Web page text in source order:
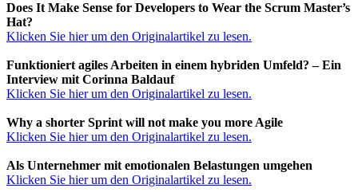
Does It Make Sense for Developers to Wear the Scrum Master’s
Hat?
Klicken Sie hier um den Originalartikel zu lesen.
Funktioniert agiles Arbeiten in einem hybriden Umfeld? – Ein
Interview mit Corinna Baldauf
Klicken Sie hier um den Originalartikel zu lesen.
Why a shorter Sprint will not make you more Agile
Klicken Sie hier um den Originalartikel zu lesen.
Als Unternehmer mit emotionalen Belastungen umgehen
Klicken Sie hier um den Originalartikel zu lesen.